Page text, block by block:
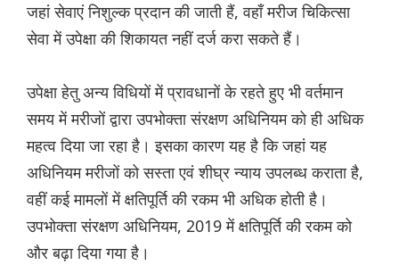
जहां सेवाएं निशुल्क प्रदान की जाती हैं, वहाँ मरीज चिकित्सा
सेवा में उपेक्षा की शिकायत नहीं दर्ज करा सकते हैं।
उपेक्षा हेतु अन्य विधियों में प्रावधानों के रहते हुए भी वर्तमान
समय में मरीजों द्वारा उपभोक्ता संरक्षण अधिनियम को ही अधिक
महत्व दिया जा रहा है। इसका कारण यह है कि जहां यह
अधिनियम मरीजों को सस्ता एवं शीघ्र न्याय उपलब्ध कराता है,
वहीं कई मामलों में क्षतिपूर्ति की रकम भी अधिक होती है।
उपभोक्ता संरक्षण अधिनियम, 2019 में क्षतिपूर्ति की रकम को
और बढ़ा दिया गया है।